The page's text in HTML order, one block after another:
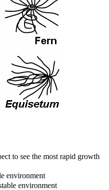
to see the most rapid growth
environment
environment